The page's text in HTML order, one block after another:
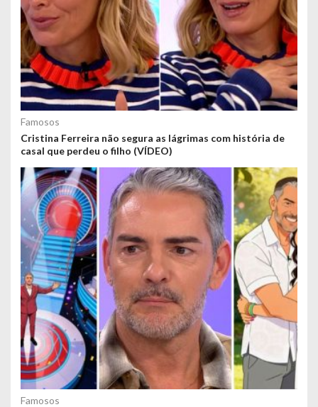
Famosos
Cristina Ferreira não segura as lágrimas com história de
casal que perdeu o filho (VÍDEO)
Famosos